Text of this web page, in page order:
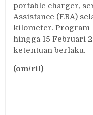
portable charger,
Assistance (ERA)
kilometer. Program
hingga 15 Februari
ketentuan berlaku.
(om/ril)